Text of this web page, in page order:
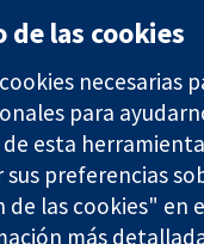
and a company
de las cookies
necesarias
para
de esta
sus preferencias
las cookies" en
más